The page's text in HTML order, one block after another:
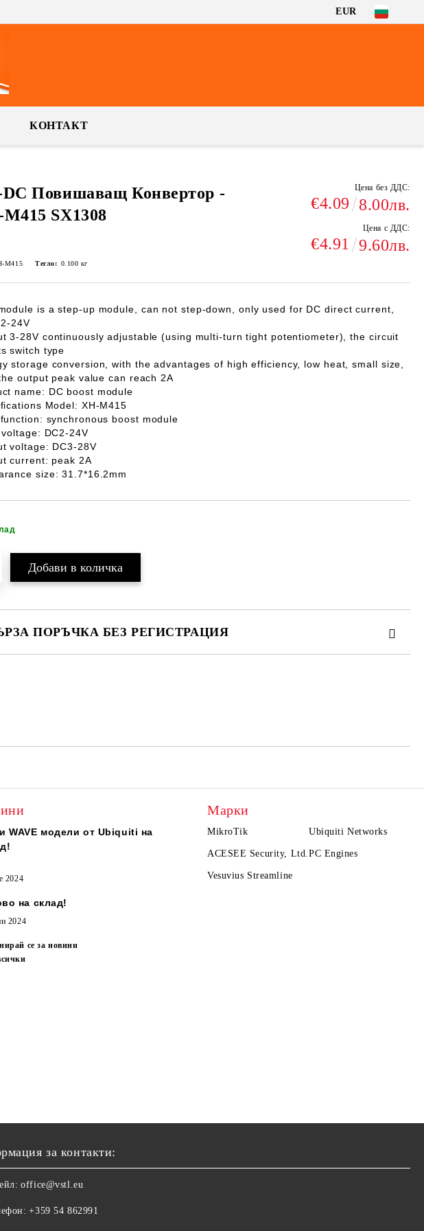
EUR
КОНТАКТ
DC Повишаващ Конвертор -
SX1308
Цена без ДДС:
€4.09 8.00лв.
Цена с ДДС:
€4.91 9.60лв.
M415 Тегло: 0.100 кг
is astep-up module , can not step-down, only used for DC direct current,
24V
3-28V continuously adjustable (using multi-turn tight potentiometer), the circuit
switch type
storage conversion, with the advantages of high efficiency, low heat, small size,
output peak value can reach 2A
name: DC boost module
Model: XH-M415
synchronous boost module
DC2-24V
voltage: DC3-28V
current: peak 2A
size: 31.7*16.2mm
ПОРЪЧКА БЕЗ РЕГИСТРАЦИЯ
WAVE модели от Ubiquiti на
2024
на склад!
2024
се за новини
Марки
MikroTik Ubiquiti Networks
ACESEE Security, Ltd.PC Engines
Vesuvius Streamline
за контакти:
office@vstl.eu
+359 54 862991